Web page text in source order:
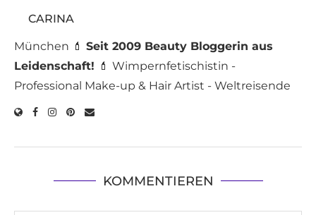
CARINA
München 💄 Seit 2009 Beauty Bloggerin aus
Leidenschaft! 💄 Wimpernfetischistin -
Professional Make-up & Hair Artist - Weltreisende
KOMMENTIEREN